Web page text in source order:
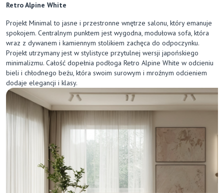
Retro Alpine White
Projekt Minimal to jasne i przestronne wnętrze salonu, który emanuje
spokojem. Centralnym punktem jest wygodna, modułowa sofa, która
wraz z dywanem i kamiennym stolikiem zachęca do odpoczynku.
Projekt utrzymany jest w stylistyce przytulnej wersji japońskiego
minimalizmu. Całość dopełnia podłoga Retro Alpine White w odcieniu
bieli i chłodnego beżu, która swoim surowym i mroźnym odcieniem
dodaje elegancji i klasy.